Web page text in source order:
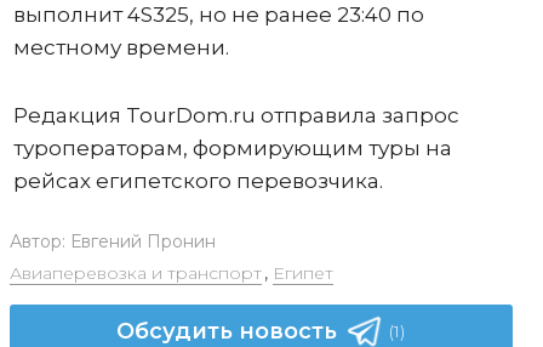
выполнит 4S325, но не ранее 23:40 по
местному времени.
Редакция TourDom.ru отправила запрос
туроператорам, формирующим туры на
рейсах египетского перевозчика.
Автор: Евгений Пронин
Авиаперевозка и транспорт, Египет
Обсудить новость (1)